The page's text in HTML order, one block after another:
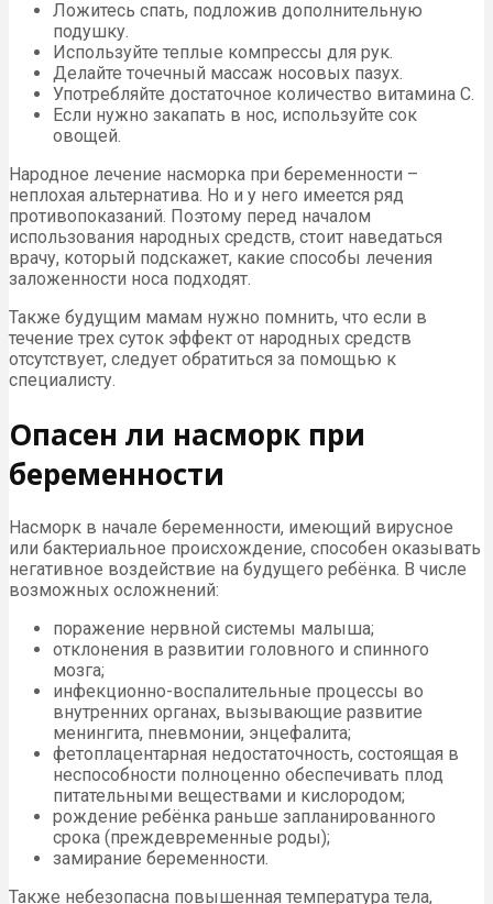
Ложитесь спать, подложив дополнительную
подушку.
Используйте теплые компрессы для рук.
Делайте точечный массаж носовых пазух.
Употребляйте достаточное количество витамина C.
Если нужно закапать в нос, используйте сок
овощей.
Народное лечение насморка при беременности –
неплохая альтернатива. Но и у него имеется ряд
противопоказаний. Поэтому перед началом
использования народных средств, стоит наведаться
врачу, который подскажет, какие способы лечения
заложенности носа подходят.
Также будущим мамам нужно помнить, что если в
течение трех суток эффект от народных средств
отсутствует, следует обратиться за помощью к
специалисту.
Опасен ли насморк при
беременности
Насморк в начале беременности, имеющий вирусное
или бактериальное происхождение, способен оказывать
негативное воздействие на будущего ребёнка. В числе
возможных осложнений:
поражение нервной системы малыша;
отклонения в развитии головного и спинного
мозга;
инфекционно-воспалительные процессы во
внутренних органах, вызывающие развитие
менингита, пневмонии, энцефалита;
фетоплацентарная недостаточность, состоящая в
неспособности полноценно обеспечивать плод
питательными веществами и кислородом;
рождение ребёнка раньше запланированного
срока (преждевременные роды);
замирание беременности.
Также небезопасна повышенная температура тела,